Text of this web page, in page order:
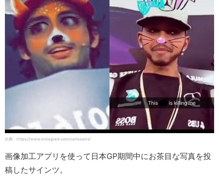
出典：https://www.instagram.com/carlosainz/
画像加工アプリを使って日本GP期間中にお茶目な写真を投
稿したサインツ。